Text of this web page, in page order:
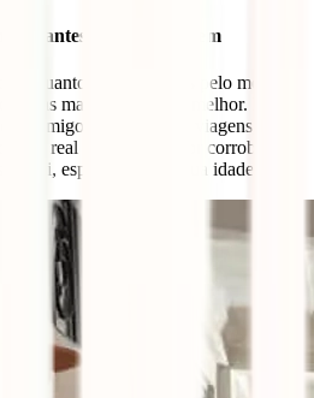
do que parecem
enquanto não colocares pelo menos
mais fotografias, melhor. Dá
amigos e/ou durante viagens;
és real e que acaba por corroborar
ti, especialmente a tua idade.